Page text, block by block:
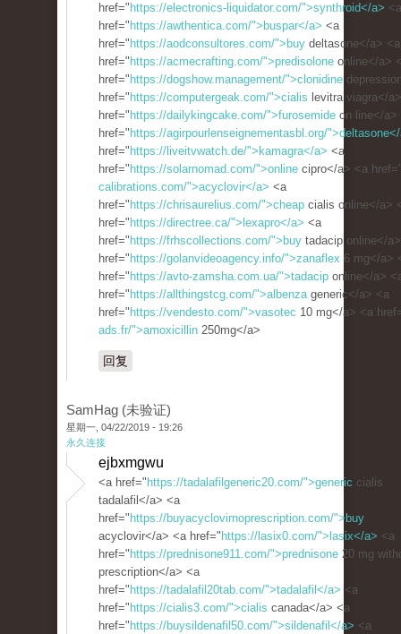
href=" https://electronics-liquidator.com/">synthroid</a> <a
href=" https://awthentica.com/">buspar</a> <a
href=" https://aodconsultores.com/">buy deltasone</a> <a
href=" https://acmecrafting.com/">predisolone online</a>
href=" https://dogshow.management/">clonidine
href=" https://computergeak.com/">cialis levitra viagra</
href=" https://dailykingcake.com/">furosemide on line</a>
href=" https://agirpourlenseignementasbl.org/
href=" https://liveitvwatch.de/">kamagra</a> <a
href=" https://solarnomad.com/">online cipro</a> <a
calibrations.com/">acyclovir</a> <a
href=" https://chrisaurelius.com/">cheap cialis online</a>
href=" https://directree.ca/">lexapro</a> <a
href=" https://frhscollections.com/">buy tadacip online</
href=" https://golanvideoagency.info/">zanaflex 6 mg</a>
href=" https://avto-zamsha.com.ua/">tadacip online</a>
href=" https://allthingstcg.com/">albenzageneric</a> <a
href=" https://vendesto.com/">vasotec 10 mg</a> <a
ads.fr/">amoxicillin 250mg</a>
回复
SamHag (未验证)
星期一, 04/22/2019 - 19:26
永久连接
ejbxmgwu
<a href=" https://tadalafilgeneric20.com/">generic cialis
tadalafil</a> <a
href=" https://buyacyclovirnoprescription.com/">buy
acyclovir</a> <a href=" https://lasix0.com/">lasix</a> <a
href=" https://prednisone911.com/">prednisone 20 mg
prescription</a> <a
href=" https://tadalafil20tab.com/">tadalafil</a> <a
href=" https://cialis3.com/">cialis canada</a> <a
href=" https://buysildenafil50.com/">sildenafil</a> <a